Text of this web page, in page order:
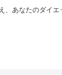
あなたのダイエ